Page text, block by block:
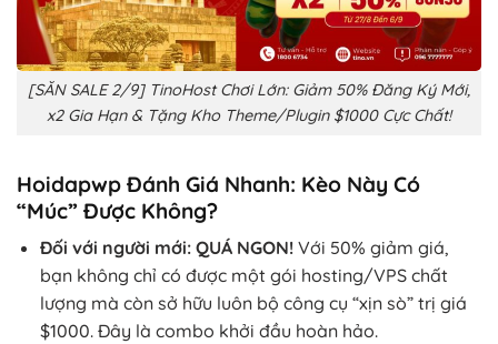
[SĂN SALE 2/9] TinoHost Chơi Lớn: Giảm 50% Đăng Ký Mới,
x2 Gia Hạn & Tặng Kho Theme/Plugin $1000 Cực Chất!
Hoidapwp Đánh Giá Nhanh: Kèo Này Có
“Múc” Được Không?
Đối với người mới: QUÁ NGON!Với 50% giảm giá,
bạn không chỉ có được một gói hosting/VPS chất
lượng mà còn sở hữu luôn bộ công cụ “xịn sò” trị giá
$1000. Đây là combo khởi đầu hoàn hảo.